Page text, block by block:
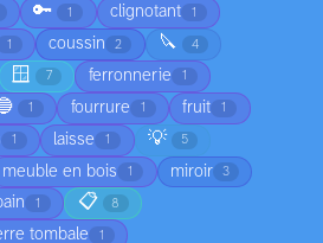
🔑 1 clignotant 1
1 coussin 2 🔪 4
🪟 7 ferronnerie 1
1 fourrure 1 fruit 1
1 laisse 1 💡 5
meuble en bois 1 miroir 3
1 📋 8
tombale 1